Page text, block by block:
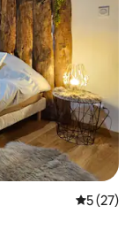
5 de uma
5 (27)